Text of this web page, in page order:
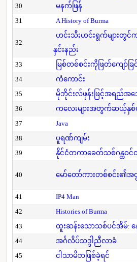
30
မနက်ဖြန်
31
A History of Burma
32
ဟင်းသီးဟင်းရွက်များတွင်
နှင်းနည်း
33 မြစ်တစ်စင်းကိုဖြတ်ကျော်ခြ
34
ကံကောင်း
35
မိုဘိုင်းလ်ဖုန်းဖြင့်အရည်အသွေး
36
ကလေးများအတွက်ဆယ့်နှစ်
37
Java
38
ပူရဏ်ကျမ်း
39
နိုင်ငံတကာခေတ်သစ်ဂန္ထဝင်ဝ
40 မော်တော်ကားတစ်စင်း၏အတ္
41 IP4 Man
42
Histories of Burma
43
ထူးဆန်းသောသစ်ပင်အိမ်: န
44
အင်္ဂလိပ်သဒ္ဒါညီလာခံ
45
ငါသာမိဘဖြစ်ခဲ့ရင်